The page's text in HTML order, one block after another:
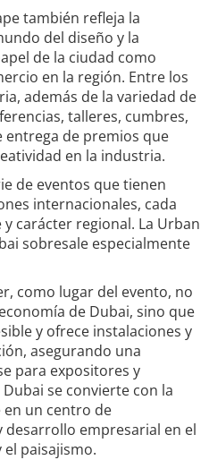
también refleja la
del diseño y la
de la ciudad como
en la región. Entre los
además de la variedad de
talleres, cumbres,
entrega de premios que
en la industria.
de eventos que tienen
internacionales, cada
carácter regional. La Urban
sobresale especialmente
como lugar del evento, no
de Dubai, sino que
y ofrece instalaciones y
asegurando una
para expositores y
se convierte con la
en un centro de
empresarial en el
paisajismo.